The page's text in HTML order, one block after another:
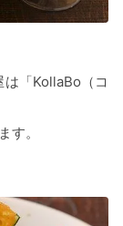
「KollaBo（コ
す。